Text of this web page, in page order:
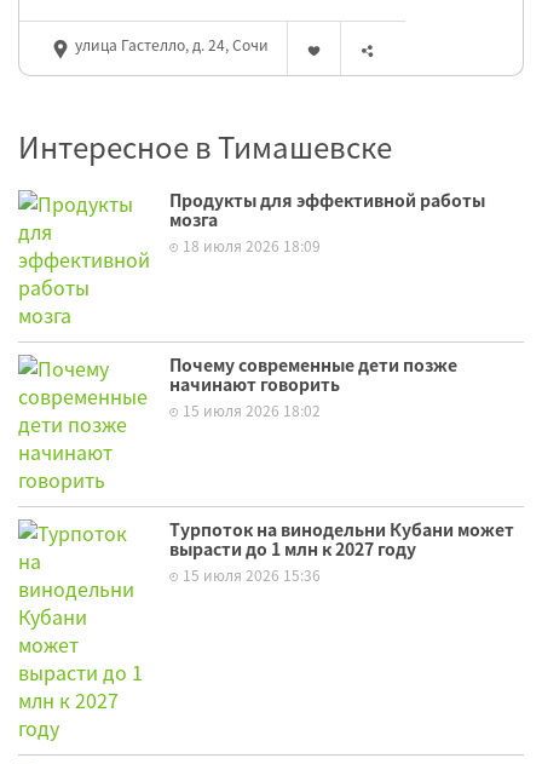
улица Гастелло, д. 24, Сочи
Интересное в Тимашевске
Продукты для эффективной работы
мозга
18 июля 2026 18:09
Почему современные дети позже
начинают говорить
15 июля 2026 18:02
Турпоток на винодельни Кубани может
вырасти до 1 млн к 2027 году
15 июля 2026 15:36